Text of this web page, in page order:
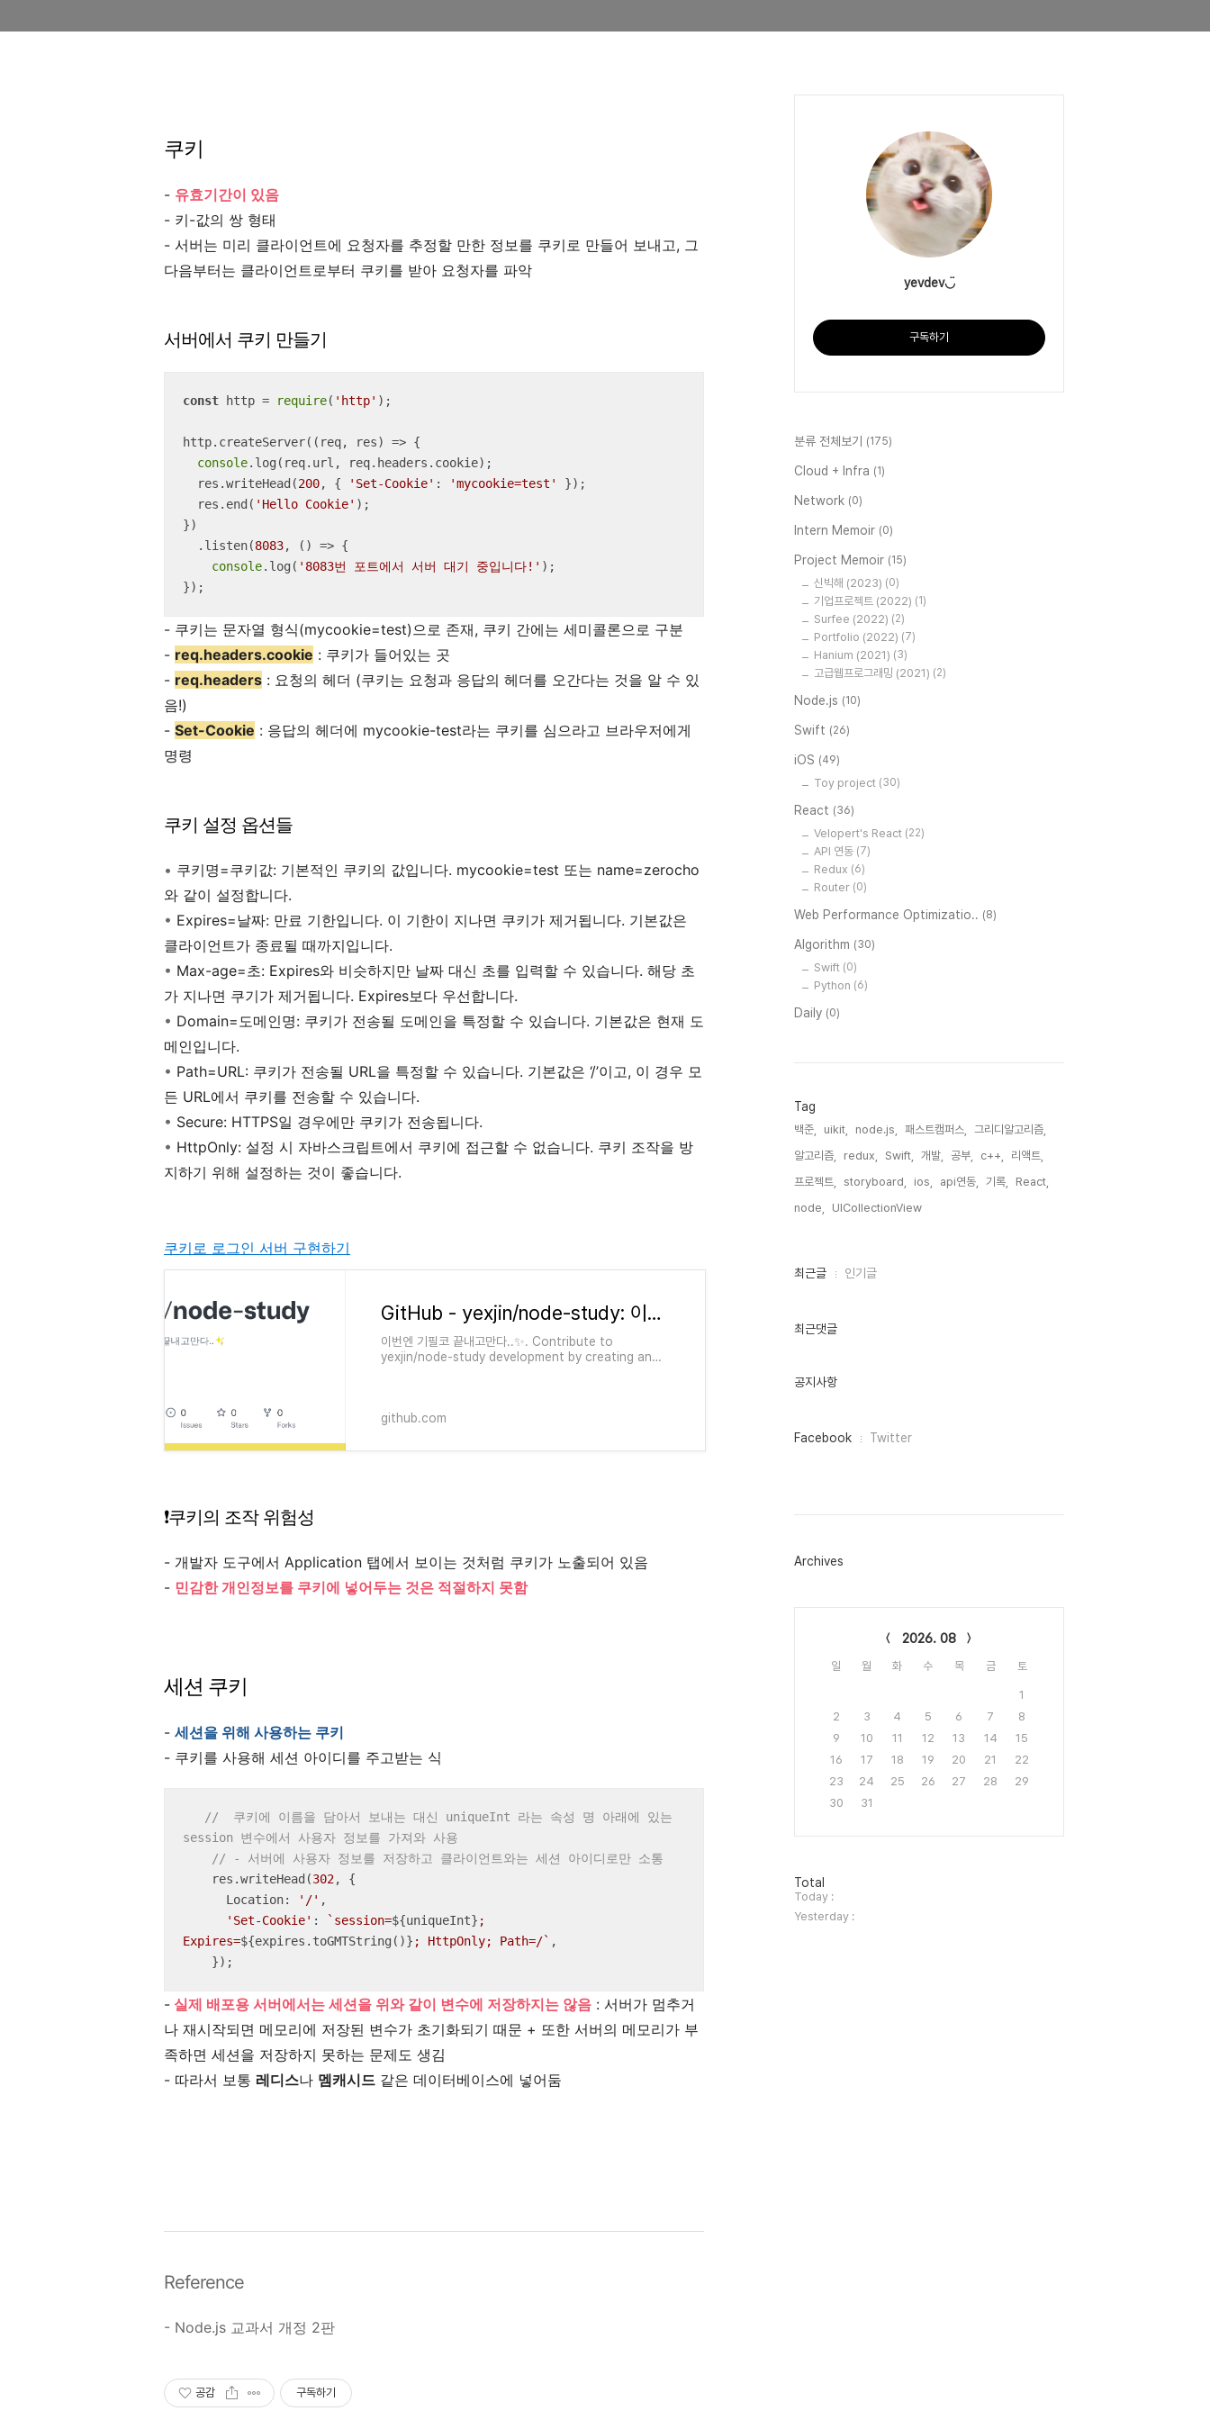
쿠키
- 유효기간이 있음
- 키-값의 쌍 형태
- 서버는 미리 클라이언트에 요청자를 추정할 만한 정보를 쿠키로 만들어 보내고, 그
다음부터는 클라이언트로부터 쿠키를 받아 요청자를 파악
서버에서 쿠키 만들기
const http = require( 'http' );
http.createServer( ( req, res) => {
console.log(req.url, req.headers.cookie);
  res.writeHead(
200, { 'Set-Cookie' : 'mycookie=test'
});
  res.end(
'Hello Cookie' );
})
  .listen(
8083, () => {
console.log( '8083번 포트에서 서버 대기 중입니다!' );
});
- 쿠키는 문자열 형식(mycookie=test)으로 존재, 쿠키 간에는 세미콜론으로 구분
- req.headers.cookie : 쿠키가 들어있는 곳
- req.headers : 요청의 헤더 (쿠키는 요청과 응답의 헤더를 오간다는 것을 알 수 있
음!)
- Set-Cookie : 응답의 헤더에 mycookie-test라는 쿠키를 심으라고 브라우저에게
명령
쿠키 설정 옵션들
• 쿠키명=쿠키값: 기본적인 쿠키의 값입니다. mycookie=test 또는 name=zerocho
와 같이 설정합니다.
• Expires=날짜: 만료 기한입니다. 이 기한이 지나면 쿠키가 제거됩니다. 기본값은
클라이언트가 종료될 때까지입니다.
• Max-age=초: Expires와 비슷하지만 날짜 대신 초를 입력할 수 있습니다. 해당 초
가 지나면 쿠기가 제거됩니다. Expires보다 우선합니다.
• Domain=도메인명: 쿠키가 전송될 도메인을 특정할 수 있습니다. 기본값은 현재 도
메인입니다.
• Path=URL: 쿠키가 전송될 URL을 특정할 수 있습니다. 기본값은 ‘/’이고, 이 경우 모
든 URL에서 쿠키를 전송할 수 있습니다.
• Secure: HTTPS일 경우에만 쿠키가 전송됩니다.
• HttpOnly: 설정 시 자바스크립트에서 쿠키에 접근할 수 없습니다. 쿠키 조작을 방
지하기 위해 설정하는 것이 좋습니다.
쿠키로 로그인 서버 구현하기
GitHub - yexjin/node-study: 이번엔 기필코 끝내고만다..✨
이번엔 기필코 끝내고만다..✨. Contribute to
yexjin/node-study development by creating an
github.com
❗️쿠키의 조작 위험성
- 개발자 도구에서 Application 탭에서 보이는 것처럼 쿠키가 노출되어 있음
- 민감한 개인정보를 쿠키에 넣어두는 것은 적절하지 못함
세션 쿠키
- 세션을 위해 사용하는 쿠키
- 쿠키를 사용해 세션 아이디를 주고받는 식
//  쿠키에 이름을 담아서 보내는 대신 uniqueInt 라는 속성 명 아래에 있는
session 변수에서 사용자 정보를 가져와 사용
// - 서버에 사용자 정보를 저장하고 클라이언트와는 세션 아이디로만 소통
    res.writeHead(
302, {
Location: '/' ,
'Set-Cookie' : `session=${uniqueInt} ;
Expires=${expires.toGMTString()} ; HttpOnly; Path=/` ,
    });
- 실제 배포용 서버에서는 세션을 위와 같이 변수에 저장하지는 않음 : 서버가 멈추거
나 재시작되면 메모리에 저장된 변수가 초기화되기 때문 + 또한 서버의 메모리가 부
족하면 세션을 저장하지 못하는 문제도 생김
- 따라서 보통 레디스나 멤캐시드 같은 데이터베이스에 넣어둠
Reference
- Node.js 교과서 개정 2판
공감 구독하기
yevdev◡̈
구독하기
분류 전체보기 (175)
Cloud + Infra (1)
Network (0)
Intern Memoir (0)
Project Memoir (15)
신빅해 (2023) (0)
기업프로젝트 (2022) (1)
Surfee (2022) (2)
Portfolio (2022) (7)
Hanium (2021) (3)
고급웹프로그래밍 (2021) (2)
Node.js (10)
Swift (26)
iOS (49)
Toy project (30)
React (36)
Velopert's React (22)
API 연동 (7)
Redux (6)
Router (0)
Web Performance Optimizatio.. (8)
Algorithm (30)
Swift (0)
Python (6)
Daily (0)
Tag
백준, uikit, node.js, 패스트캠퍼스,
그리디알고리즘,
알고리즘,
redux, Swift, 개발, 공부, c++,
리액트,
프로젝트,
storyboard, ios, api연동, 기록,
React,
node,
UICollectionView,
최
인
최근글 인기글
최근댓글
공지사항
페
그
Facebook Twitter
Archives
2026. 08
일 월 화 수 목 금 토
1
2
3 4 5 6 7
8
9
10 11 12 13 14
15
16
17 18 19 20 21
22
23
24 25 26 27 28
29
30
31
방
문
자
수
Total
Today :
Yesterday :